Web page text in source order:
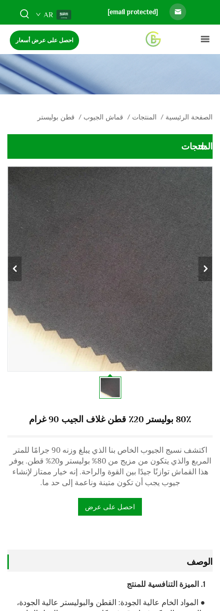
[email protected]
AR
احصل على عرض أسعار
الصفحة الرئيسية / المنتجات / قماش الجيوب / قطن بوليستر
المنتجات
80٪ بوليستر 20٪ قطن غلاف الجيب 90 غرام
اكتشف نسيج الجيوب الخاص بنا الذي يبلغ وزنه 90 جرامًا للمتر
المربع والذي يتكون من مزيج من 80% بوليستر و20% قطن. يوفر
هذا القماش توازنًا جيدًا بين القوة والراحة. إنه خيار ممتاز لإنشاء
جيوب يجب أن تكون متينة وناعمة إلى حد ما.
احصل على عرض
الوصف
1. الميزة التنافسية للمنتج
● المواد الخام عالية الجودة: القطن والبوليستر عالية الجودة،